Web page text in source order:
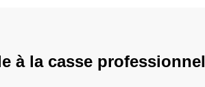
à la casse